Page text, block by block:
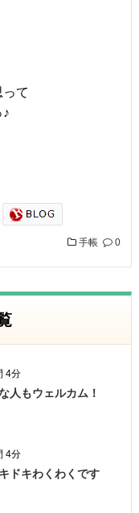
て
手帳 0
4分
人もウェルカム！
4分
ドキわくわくです